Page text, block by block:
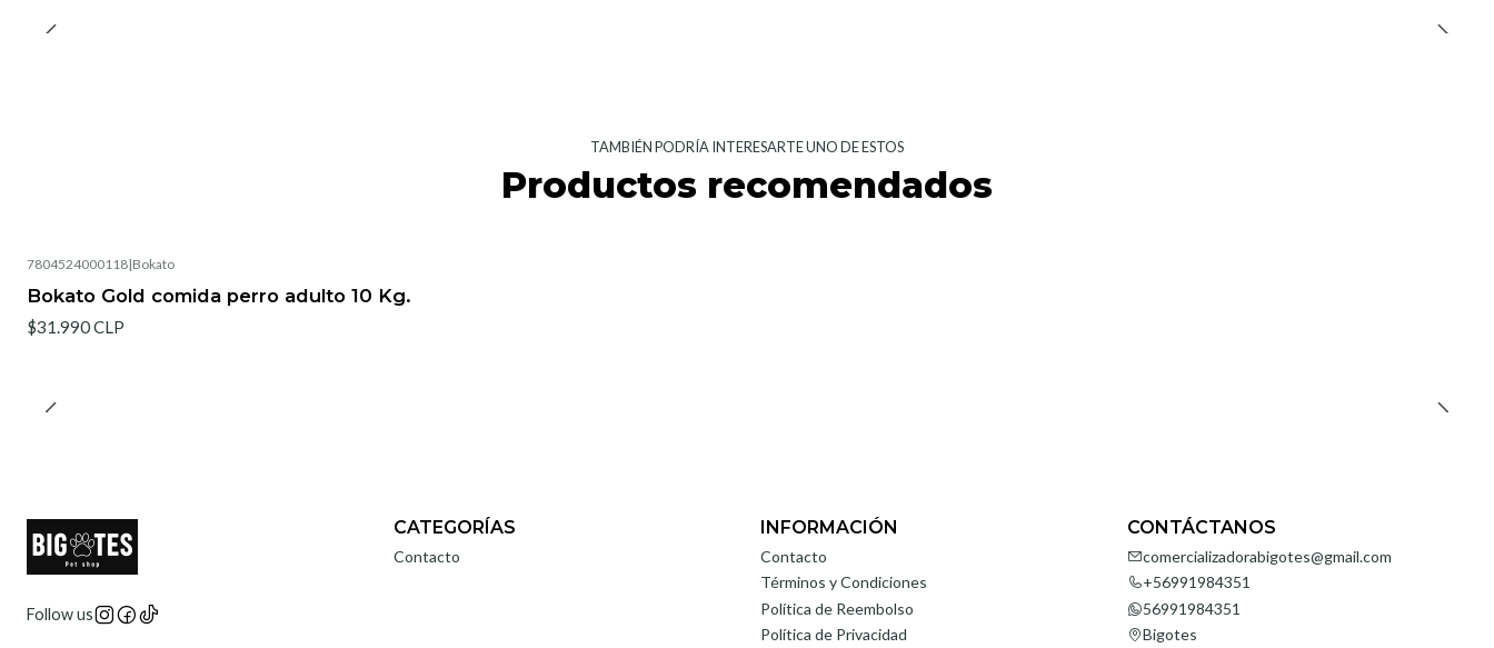
TAMBIÉN PODRÍA INTERESARTE UNO DE ESTOS
Productos recomendados
7804524000118|Bokato
Bokato Gold comida perro adulto 10 Kg.
$31.990 CLP
Follow us
CATEGORÍAS
Contacto
INFORMACIÓN
Contacto
Términos y Condiciones
Política de Reembolso
Política de Privacidad
CONTÁCTANOS
comercializadorabigotes@gmail.com
+56991984351
56991984351
Bigotes